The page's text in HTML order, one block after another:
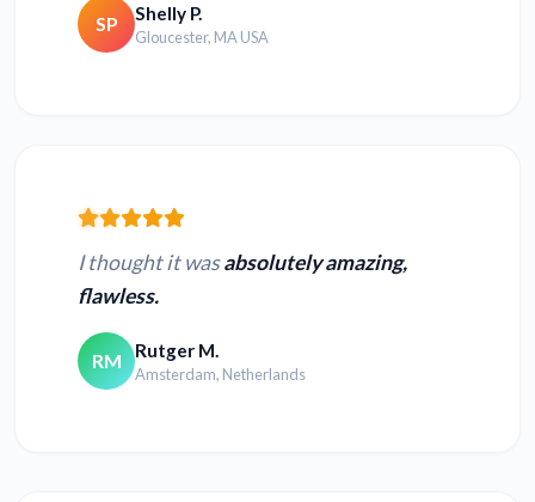
SP Shelly P.
Gloucester, MA USA
I thought it wasabsolutely amazing,
flawless.
RM Rutger M.
Amsterdam, Netherlands